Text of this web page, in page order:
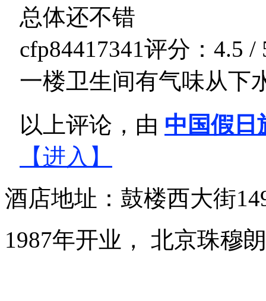
总体还不错
cfp84417341评分：4.5 /
一楼卫生间有气味从下
以上评论，由 中国假日
【进入】
酒店地址：鼓楼西大街
1987年开业， 北京珠